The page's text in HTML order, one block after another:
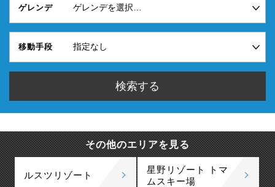
ゲレンデ
移動手段
その他のエリアを見る
ルスツリゾート
星野リゾート トマ
ムスキー場